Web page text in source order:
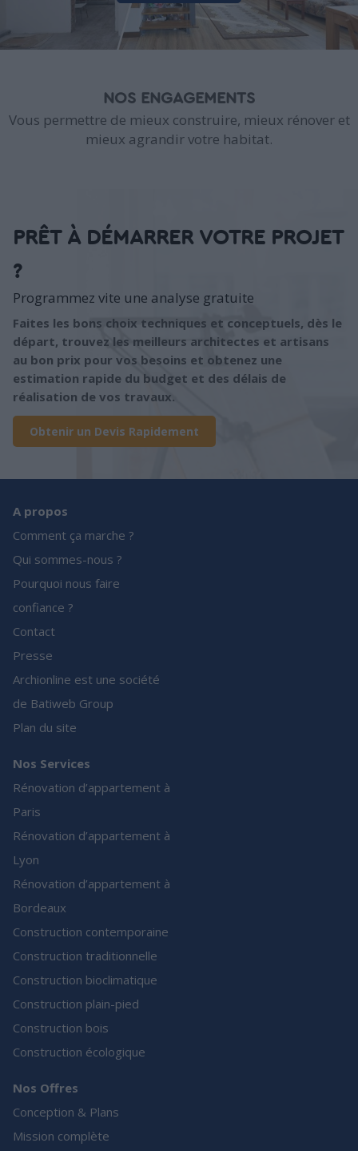
NOS ENGAGEMENTS
Vous permettre de mieux construire, mieux rénover et
mieux agrandir votre habitat.
PRÊT À DÉMARRER VOTRE PROJET
?
Programmez vite une analyse gratuite
Faites les bons choix techniques et conceptuels, dès le
départ, trouvez les meilleurs architectes et artisans
au bon prix pour vos besoins et obtenez une
estimation rapide du budget et des délais de
réalisation de vos travaux.
Obtenir un Devis Rapidement
A propos
Comment ça marche ?
Qui sommes-nous ?
Pourquoi nous faire
confiance ?
Contact
Presse
Archionline est une société
de Batiweb Group
Plan du site
Nos Services
Rénovation d’appartement à
Paris
Rénovation d’appartement à
Lyon
Rénovation d’appartement à
Bordeaux
Construction contemporaine
Construction traditionnelle
Construction bioclimatique
Construction plain-pied
Construction bois
Construction écologique
Nos Offres
Conception & Plans
Mission complète